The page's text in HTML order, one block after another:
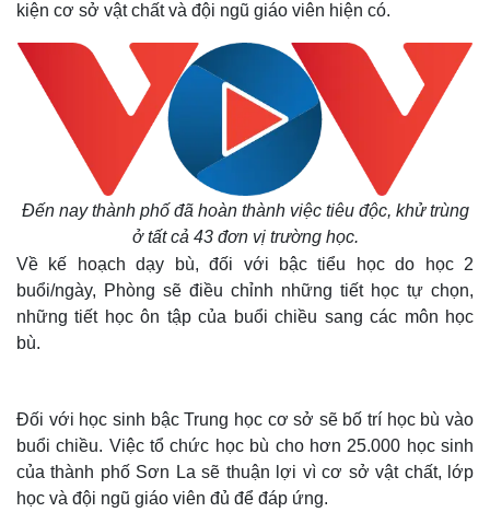
kiện cơ sở vật chất và đội ngũ giáo viên hiện có.
Đến nay thành phố đã hoàn thành việc tiêu độc, khử trùng
ở tất cả 43 đơn vị trường học.
Về kế hoạch dạy bù, đối với bậc tiểu học do học 2
buổi/ngày, Phòng sẽ điều chỉnh những tiết học tự chọn,
những tiết học ôn tập của buổi chiều sang các môn học
bù.
Đối với học sinh bậc Trung học cơ sở sẽ bố trí học bù vào
buổi chiều. Việc tổ chức học bù cho hơn 25.000 học sinh
của thành phố Sơn La sẽ thuận lợi vì cơ sở vật chất, lớp
học và đội ngũ giáo viên đủ để đáp ứng.